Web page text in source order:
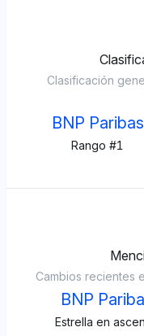
Clasificación
BNP Paribas
Rango #1
Cambios recientes
BNP
Estrella en